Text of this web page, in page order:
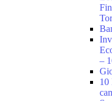
–
10